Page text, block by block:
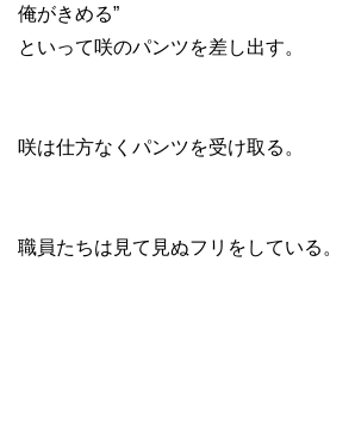
俺がきめる”
といって咲のパンツを差し出す。
咲は仕方なくパンツを受け取る。
職員たちは見て見ぬフリをしている。